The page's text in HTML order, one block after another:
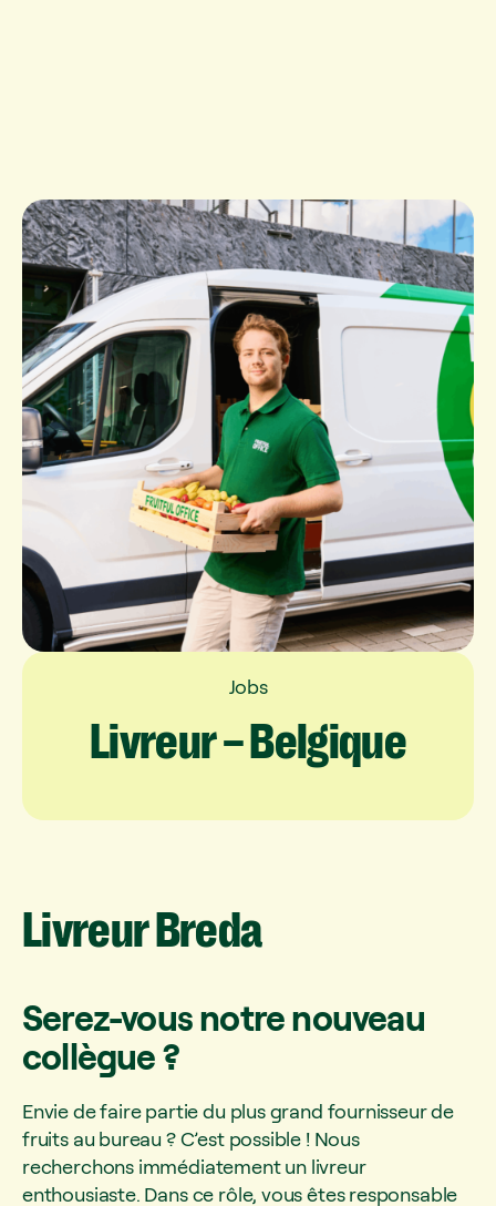
Jobs
Livreur–Belgique
LivreurBreda
Serez-vous notre nouveau
collègue ?
Envie de faire partie du plus grand fournisseur de
fruits au bureau ? C’est possible ! Nous
recherchons immédiatement un livreur
enthousiaste. Dans ce rôle, vous êtes responsable